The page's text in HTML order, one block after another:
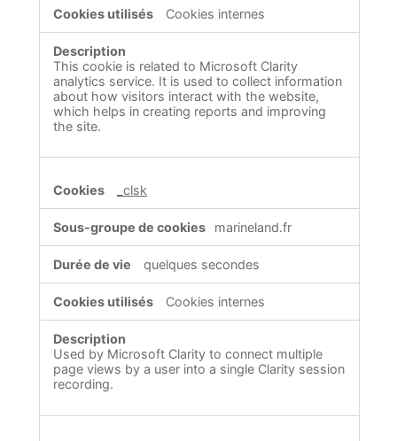
Cookies internes
This cookie is related to Microsoft Clarity
analytics service. It is used to collect information
about how visitors interact with the website,
which helps in creating reports and improving
the site.
_clsk
marineland.fr
quelques secondes
Cookies internes
Used by Microsoft Clarity to connect multiple
page views by a user into a single Clarity session
recording.